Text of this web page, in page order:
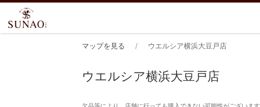
マップを見る ウエルシア横浜大豆戸店
ウエルシア横浜大豆戸店